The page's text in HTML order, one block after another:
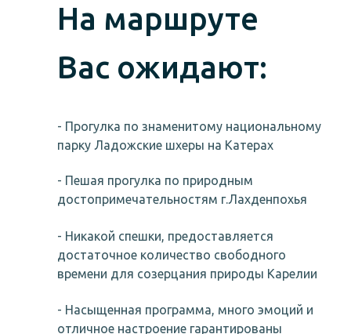
На маршруте
Вас ожидают:
- Прогулка по знаменитому национальному
парку Ладожские шхеры на Катерах
- Пешая прогулка по природным
достопримечательностям г.Лахденпохья
- Никакой спешки, предоставляется
достаточное количество свободного
времени для созерцания природы Карелии
- Насыщенная программа, много эмоций и
отличное настроение гарантированы